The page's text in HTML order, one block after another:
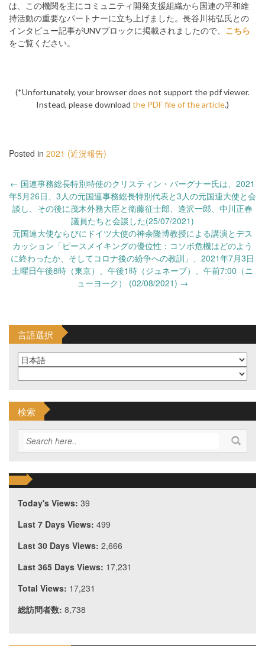
は、この機関を主にコミュニティ開発支援組織から国連の平和維
持活動の重要なパートナーに立ち上げました。長谷川祐弘氏との
インタビュー記事がUNVブロックに掲載されましたので、 こちら
をご覧ください。
(*Unfortunately, your browser does not support the pdf viewer.
Instead, please download the PDF file of the article.)
Posted in 2021 (近況報告)
Post
navigation
← 国連事務総長特別特使のクリスティン・バーグナー氏は、2021
年5月26日、3人の元国連事務総長特別代表と3人の元国連大使と会
談し、その後に茂木外務大臣と衛藤征士郎、逢沢一郎、中川正春
議員たちと会談した(25/07/2021)
元国連大使ならびにドイツ大使の神余隆博教授による講演とデス
カッション「ピースメイキングの優位性：コソボ危機はどのよう
に終わったか、そしてコロナ後の紛争への教訓」、2021年7月3日
土曜日午後8時（東京）、午後1時（ジュネーブ）、午前7:00（ニ
ューヨーク） (02/08/2021) →
言語選択
検索
Today's Views: 39
Last 7 Days Views: 499
Last 30 Days Views: 2,666
Last 365 Days Views: 17,231
Total Views: 17,231
総訪問者数: 8,738